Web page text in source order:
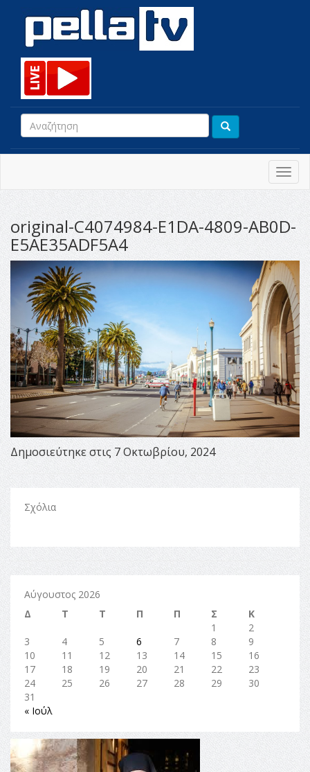
original-C4074984-E1DA-4809-AB0D-
E5AE35ADF5A4
Δημοσιεύτηκε στις 7 Οκτωβρίου, 2024
Σχόλια
Αύγουστος 2026
Δ
Τ Τ Π Π Σ
Κ
1
2
3
4 5 6 7 8
9
10
11 12 13 14 15
16
17
18 19 20 21 22
23
24
25 26 27 28 29
30
31
« Ιούλ